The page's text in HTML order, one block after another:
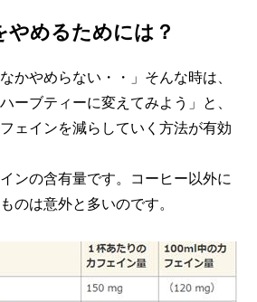
やめるためには？
かやめらない・・」そんな時は、
ーブティーに変えてみよう」と、
ェインを減らしていく方法が有効
ンの含有量です。コーヒー以外に
のは意外と多いのです。